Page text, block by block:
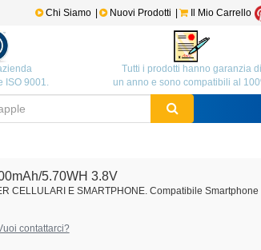
Il Mio Carrello
Nuovi Prodotti
Chi Siamo
ISO 9001.
Tutti i prodotti hanno garanzia di
un anno e sono compatibili al
5.70WH 3.8V
CELLULARI E SMARTPHONE. Compatibile Smartphone
contattarci?